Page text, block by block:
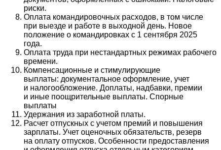
риски.
Оплата командировочных расходов, в том числе
при выезде и работе в выходной день. Новое
положение о командировках с 1 сентября 2025
года.
Оплата труда при нестандартных режимах рабочего
времени.
Компенсационные и стимулирующие
выплаты: документальное оформление, учет
и налогообложение. Доплаты, надбавки, премии
и иные поощрительные выплаты. Спорные
выплаты
Удержания из заработной платы.
Расчет отпускных с учетом премий и повышения
зарплаты. Учет оценочных обязательств, резерв
на оплату отпусков. Особенности предоставления